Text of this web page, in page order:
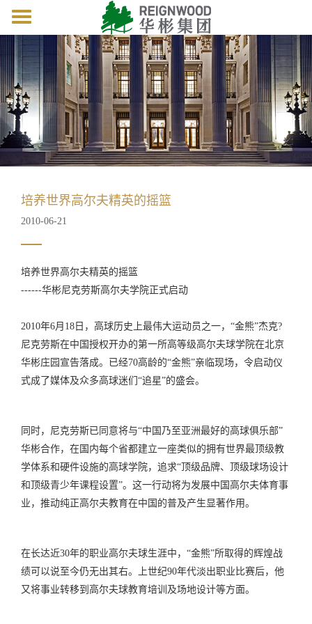
Toggle
navigation
培养世界高尔夫精英的摇篮
2010-06-21
培养世界高尔夫精英的摇篮
------华彬尼克劳斯高尔夫学院正式启动
2010年6月18日，高球历史上最伟大运动员之一，“金熊”杰克?
尼克劳斯在中国授权开办的第一所高等级高尔夫球学院在北京
华彬庄园宣告落成。已经70高龄的“金熊”亲临现场，令启动仪
式成了媒体及众多高球迷们“追星”的盛会。
同时，尼克劳斯已同意将与“中国乃至亚洲最好的高球俱乐部”
华彬合作，在国内每个省都建立一座类似的拥有世界最顶级教
学体系和硬件设施的高球学院，追求“顶级品牌、顶级球场设计
和顶级青少年课程设置”。这一行动将为发展中国高尔夫体育事
业，推动纯正高尔夫教育在中国的普及产生显著作用。
在长达近30年的职业高尔夫球生涯中，“金熊”所取得的辉煌战
绩可以说至今仍无出其右。上世纪90年代淡出职业比赛后，他
又将事业转移到高尔夫球教育培训及场地设计等方面。